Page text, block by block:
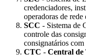
credenciadores,
operadoras de
SCC - Sistema de
controle das
consignatários com
CTC - Central de